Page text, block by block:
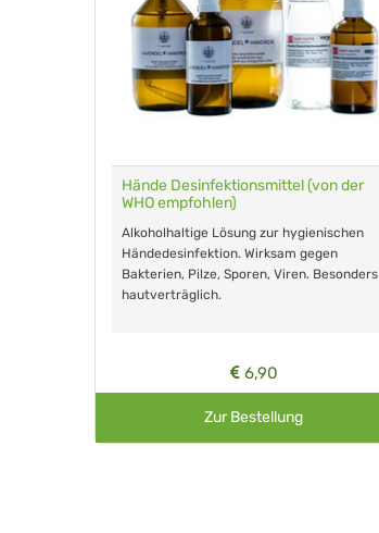
Hände Desinfektionsmittel (von der
WHO empfohlen)
Alkoholhaltige Lösung zur hygienischen
Händedesinfektion. Wirksam gegen
Bakterien, Pilze, Sporen, Viren. Besonders
hautverträglich.
6,90
Zur Bestellung